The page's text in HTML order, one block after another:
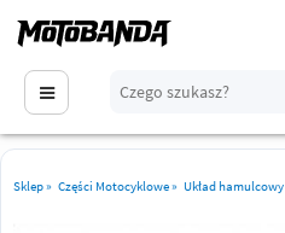
Sklep» Części Motocyklowe» Układ hamulcowy